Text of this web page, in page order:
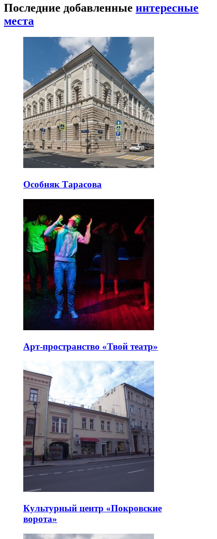
Последние добавленные интересные
места
Особняк Тарасова
Арт-пространство «Твой театр»
Культурный центр «Покровские
ворота»